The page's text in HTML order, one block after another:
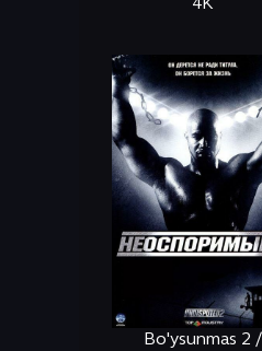
4K
Bo'ysunmas 2 /